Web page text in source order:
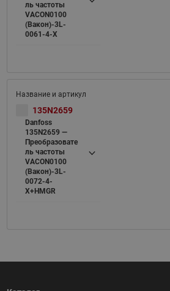
ль частоты
VACON0100
(Вакон)-3L-
0061-4-X
135N2659
Danfoss
135N2659 —
Преобразовате
ль частоты
VACON0100
(Вакон)-3L-
0072-4-
X+HMGR